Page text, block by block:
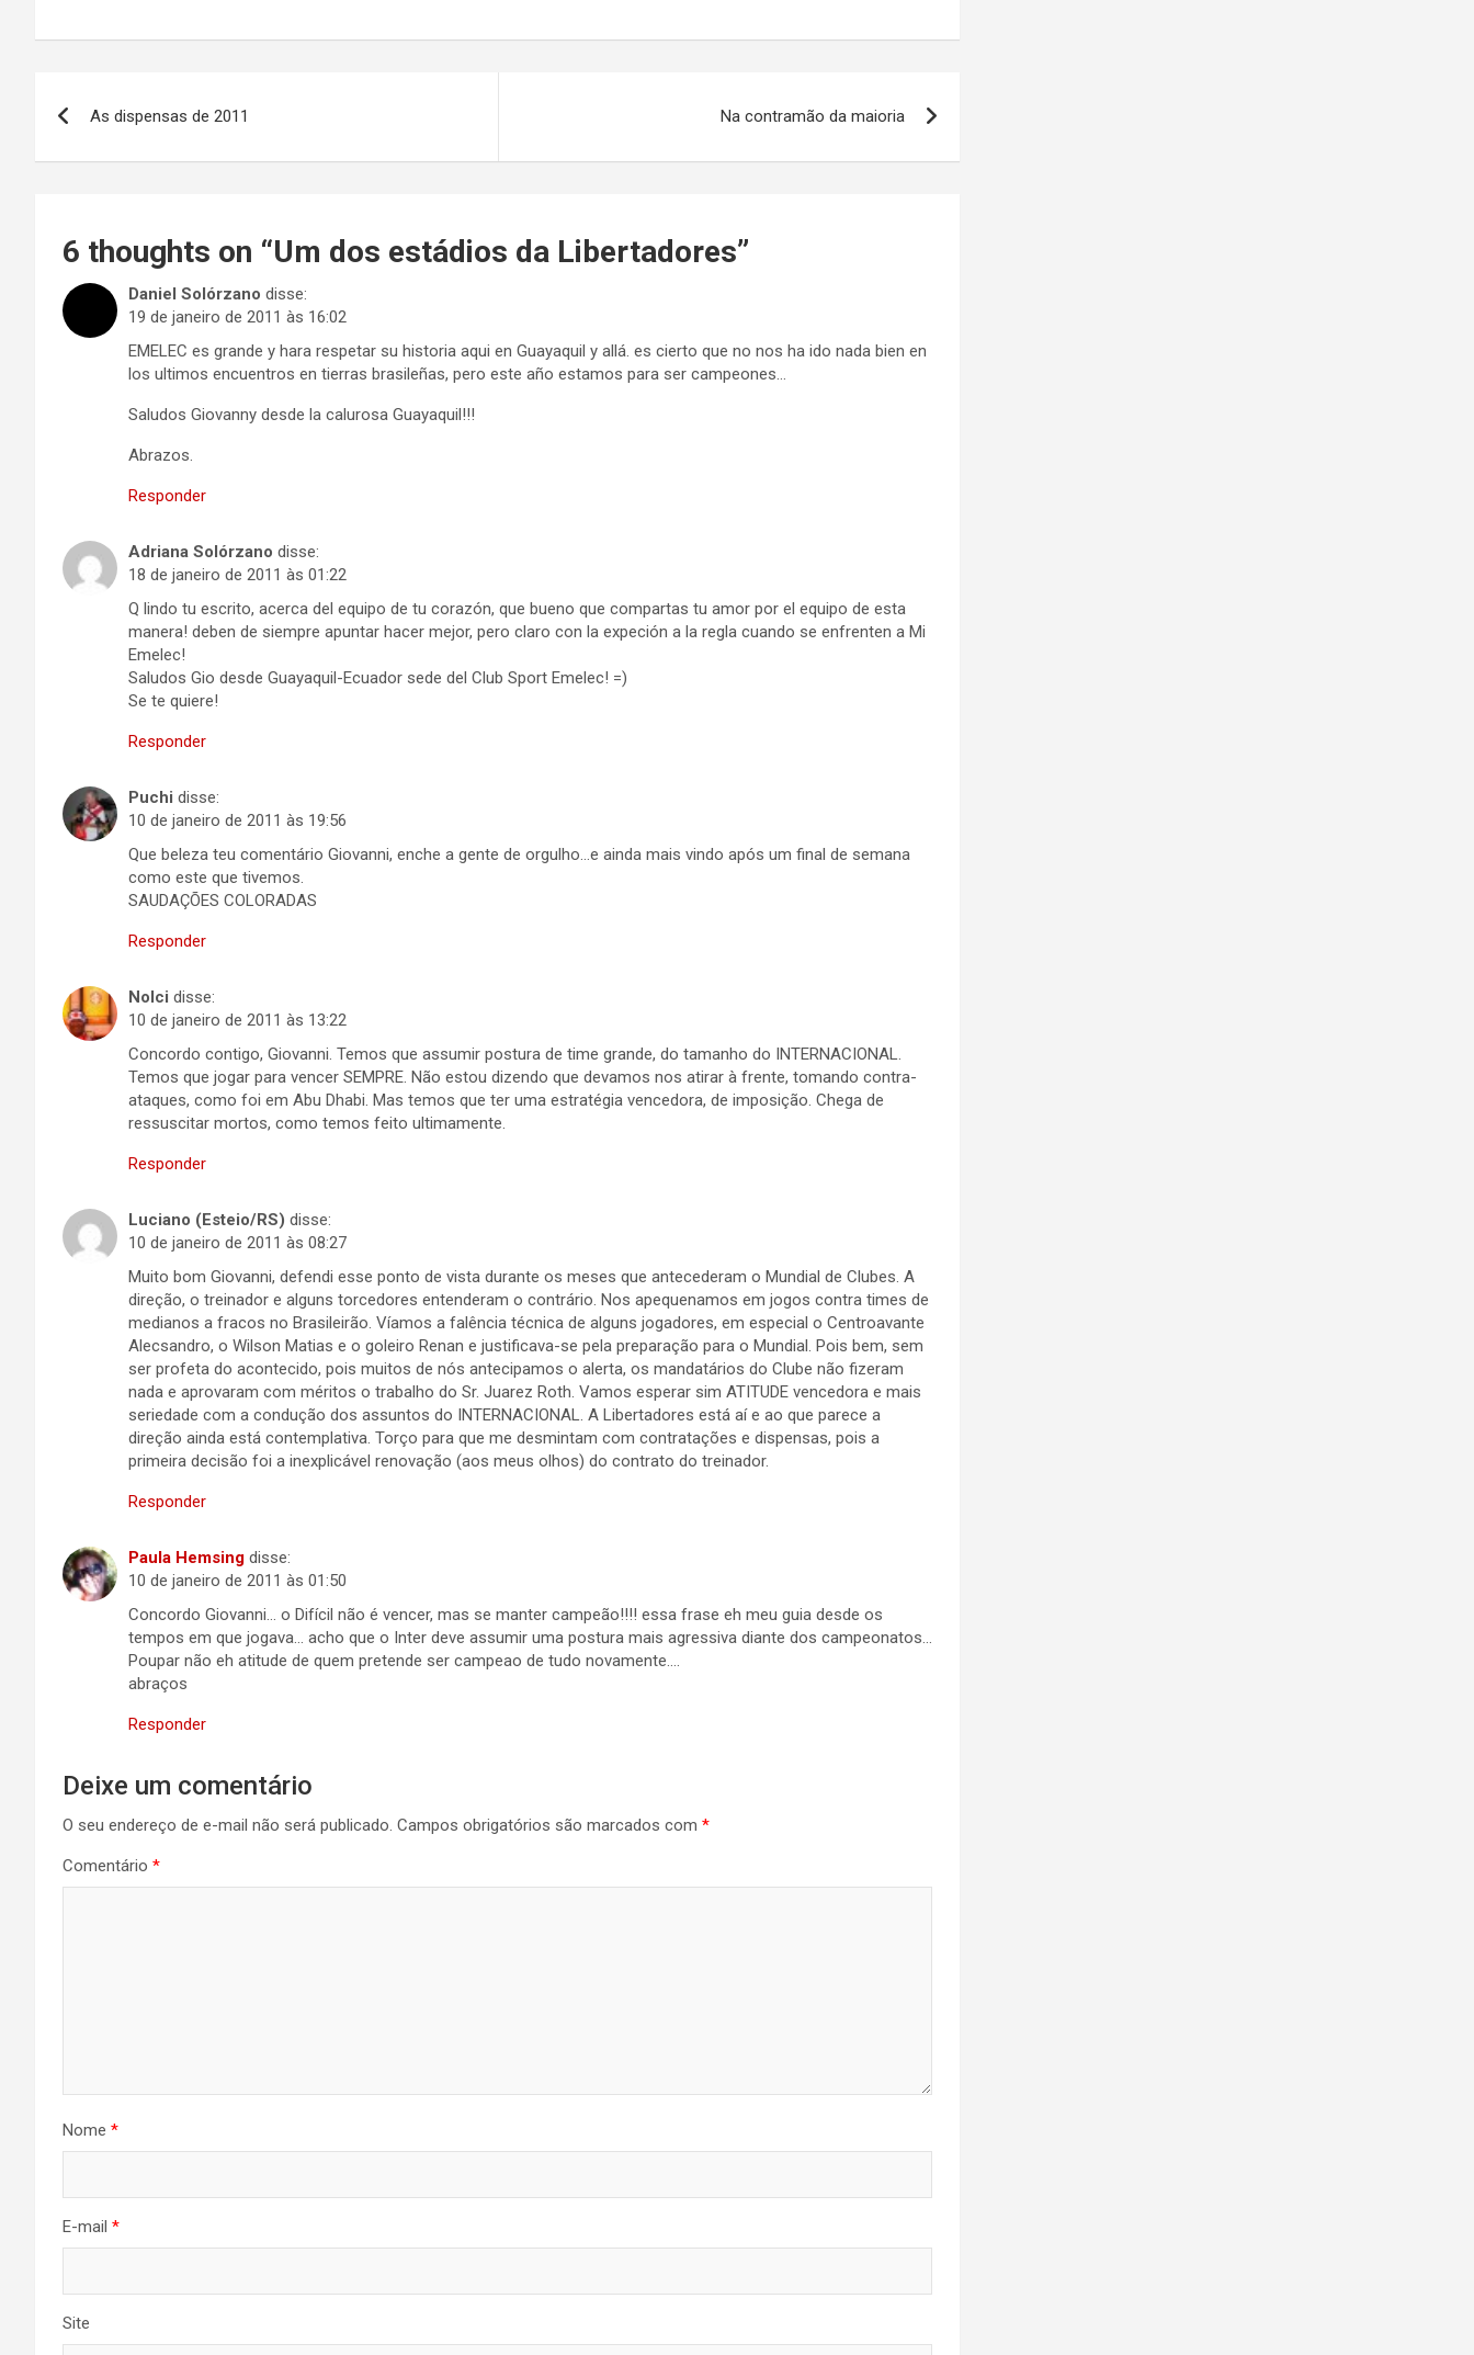
de
As dispensas de 2011 Na contramão da maioria
6 thoughts on “Um dos estádios da Libertadores”
Daniel Solórzano disse:
19 de janeiro de 2011 às 16:02
EMELEC es grande y hara respetar su historia aqui en Guayaquil y allá. es cierto que no nos ha ido nada bien en
los ultimos encuentros en tierras brasileñas, pero este año estamos para ser campeones…
Saludos Giovanny desde la calurosa Guayaquil!!!
Abrazos.
Responder
Adriana Solórzano disse:
18 de janeiro de 2011 às 01:22
Q lindo tu escrito, acerca del equipo de tu corazón, que bueno que compartas tu amor por el equipo de esta
manera! deben de siempre apuntar hacer mejor, pero claro con la expeción a la regla cuando se enfrenten a Mi
Emelec!
Saludos Gio desde Guayaquil-Ecuador sede del Club Sport Emelec! =)
Se te quiere!
Responder
Puchi disse:
10 de janeiro de 2011 às 19:56
Que beleza teu comentário Giovanni, enche a gente de orgulho…e ainda mais vindo após um final de semana
como este que tivemos.
SAUDAÇÕES COLORADAS
Responder
Nolci disse:
10 de janeiro de 2011 às 13:22
Concordo contigo, Giovanni. Temos que assumir postura de time grande, do tamanho do INTERNACIONAL.
Temos que jogar para vencer SEMPRE. Não estou dizendo que devamos nos atirar à frente, tomando contra-
ataques, como foi em Abu Dhabi. Mas temos que ter uma estratégia vencedora, de imposição. Chega de
ressuscitar mortos, como temos feito ultimamente.
Responder
Luciano (Esteio/RS) disse:
10 de janeiro de 2011 às 08:27
Muito bom Giovanni, defendi esse ponto de vista durante os meses que antecederam o Mundial de Clubes. A
direção, o treinador e alguns torcedores entenderam o contrário. Nos apequenamos em jogos contra times de
medianos a fracos no Brasileirão. Víamos a falência técnica de alguns jogadores, em especial o Centroavante
Alecsandro, o Wilson Matias e o goleiro Renan e justificava-se pela preparação para o Mundial. Pois bem, sem
ser profeta do acontecido, pois muitos de nós antecipamos o alerta, os mandatários do Clube não fizeram
nada e aprovaram com méritos o trabalho do Sr. Juarez Roth. Vamos esperar sim ATITUDE vencedora e mais
seriedade com a condução dos assuntos do INTERNACIONAL. A Libertadores está aí e ao que parece a
direção ainda está contemplativa. Torço para que me desmintam com contratações e dispensas, pois a
primeira decisão foi a inexplicável renovação (aos meus olhos) do contrato do treinador.
Responder
Paula Hemsing disse:
10 de janeiro de 2011 às 01:50
Concordo Giovanni… o Difícil não é vencer, mas se manter campeão!!!! essa frase eh meu guia desde os
tempos em que jogava… acho que o Inter deve assumir uma postura mais agressiva diante dos campeonatos…
Poupar não eh atitude de quem pretende ser campeao de tudo novamente….
abraços
Responder
Deixe um comentário
O seu endereço de e-mail não será publicado. Campos obrigatórios são marcados com *
Comentário *
Nome *
E-mail *
Site